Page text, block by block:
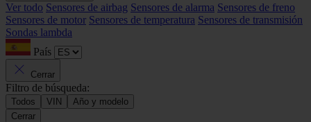
Ver todo Sensores de airbag Sensores de alarma Sensores de freno
Sensores de motor Sensores de temperatura Sensores de transmisión
Sondas lambda
País
Cerrar
Filtro de búsqueda:
Todos VIN
Año y modelo
Cerrar